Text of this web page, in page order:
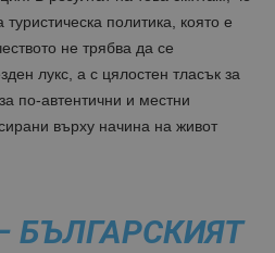
политика, която е
не трябва да се
лукс, а с цялостен тласък за
по-автентични и местни
върху начина на живот
БЪЛГАРСКИЯТ